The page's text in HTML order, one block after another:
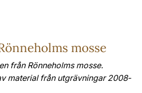
mosse
från Rönneholms mosse.
material från utgrävningar 2008‐